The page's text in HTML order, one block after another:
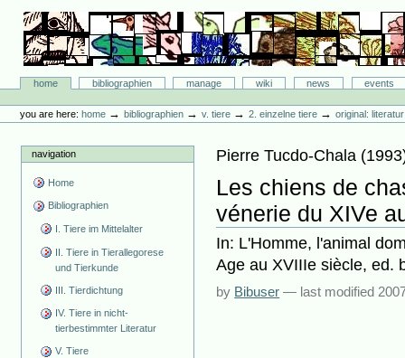
content.
navigation
Bibliographie-Portal
Sectionshome bibliographien manage wiki news
events
tools
you are here: home →bibliographien →v. tiere →2. einzelne tiere →original:
navigation
Home
Bibliographien
I. Tiere im Mittelalter
II. Tiere in Tierallegorese
und Tierkunde
III. Tierdichtung
IV. Tiere in nicht-
tierbestimmter Literatur
V. Tiere
Pierre Tucdo-Chala (1993
Les chiens de
vénerie du XIVe
In: L'Homme, l'animal
Age au XVIIIe siècle, ed.
by Bibuser — last modified